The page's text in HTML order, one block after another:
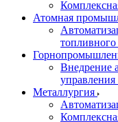
Атомная
Внедрение
Металлургия